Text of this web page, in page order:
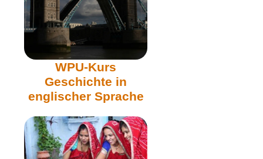
WPU-Kurs
Geschichte in
englischer Sprache